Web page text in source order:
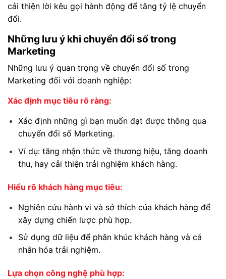
cải thiện lời kêu gọi hành động để tăng tỷ lệ chuyển
đổi.
Những lưu ý khi chuyển đổi số trong
Marketing
Những lưu ý quan trọng về chuyển đổi số trong
Marketing đối với doanh nghiệp:
Xác định mục tiêu rõ ràng:
Xác định những gì bạn muốn đạt được thông qua
chuyển đổi số Marketing.
Ví dụ: tăng nhận thức về thương hiệu, tăng doanh
thu, hay cải thiện trải nghiệm khách hàng.
Hiểu rõ khách hàng mục tiêu:
Nghiên cứu hành vi và sở thích của khách hàng để
xây dựng chiến lược phù hợp.
Sử dụng dữ liệu để phân khúc khách hàng và cá
nhân hóa trải nghiệm.
Lựa chọn công nghệ phù hợp: